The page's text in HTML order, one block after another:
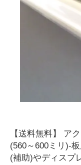
【送料無料】 ア
(560～600ミリ)-
(補助)やディスプ